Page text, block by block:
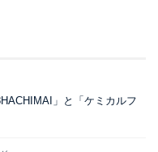
」と「ケミカルフ